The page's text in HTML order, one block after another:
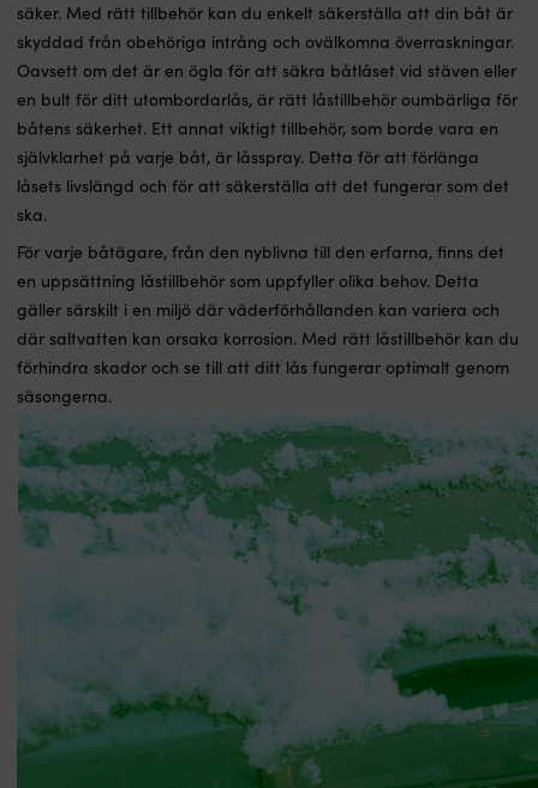
säker. Med rätt tillbehör kan du enkelt säkerställa att din båt är
skyddad från obehöriga intrång och ovälkomna överraskningar.
Oavsett om det är en ögla för att säkra båtlåset vid stäven eller
en bult för ditt utombordarlås, är rätt låstillbehör oumbärliga för
båtens säkerhet. Ett annat viktigt tillbehör, som borde vara en
självklarhet på varje båt, är låsspray. Detta för att förlänga
låsets livslängd och för att säkerställa att det fungerar som det
ska.
För varje båtägare, från den nyblivna till den erfarna, finns det
en uppsättning låstillbehör som uppfyller olika behov. Detta
gäller särskilt i en miljö där väderförhållanden kan variera och
där saltvatten kan orsaka korrosion. Med rätt låstillbehör kan du
förhindra skador och se till att ditt lås fungerar optimalt genom
säsongerna.